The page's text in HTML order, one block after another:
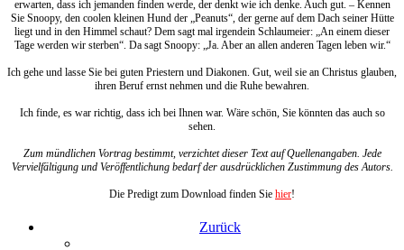
erwarten, dass ich jemanden finden werde, der denkt wie ich denke. Auch gut. – Kennen
Sie Snoopy, den coolen kleinen Hund der „Peanuts“, der gerne auf dem Dach seiner Hütte
liegt und in den Himmel schaut? Dem sagt mal irgendein Schlaumeier: „An einem dieser
Tage werden wir sterben“. Da sagt Snoopy: „Ja. Aber an allen anderen Tagen leben wir.“
Ich gehe und lasse Sie bei guten Priestern und Diakonen. Gut, weil sie an Christus glauben,
ihren Beruf ernst nehmen und die Ruhe bewahren.
Ich finde, es war richtig, dass ich bei Ihnen war. Wäre schön, Sie könnten das auch so
sehen.
Zum mündlichen Vortrag bestimmt, verzichtet dieser Text auf Quellenangaben. Jede
Vervielfältigung und Veröffentlichung bedarf der ausdrücklichen Zustimmung des Autors.
Die Predigt zum Download finden Sie hier!
Zurück